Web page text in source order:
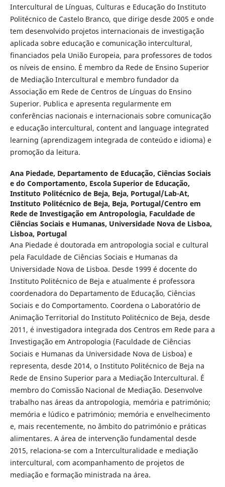
Intercultural de Línguas, Culturas e Educação do Instituto
Politécnico de Castelo Branco, que dirige desde 2005 e onde
tem desenvolvido projetos internacionais de investigação
aplicada sobre educação e comunicação intercultural,
financiados pela União Europeia, para professores de todos
os níveis de ensino. É membro da Rede de Ensino Superior
de Mediação Intercultural e membro fundador da
Associação em Rede de Centros de Línguas do Ensino
Superior. Publica e apresenta regularmente em
conferências nacionais e internacionais sobre comunicação
e educação intercultural, content and language integrated
learning (aprendizagem integrada de conteúdo e idioma) e
promoção da leitura.
Ana Piedade, Departamento de Educação, Ciências Sociais
e do Comportamento, Escola Superior de Educação,
Instituto Politécnico de Beja, Beja, Portugal/Lab-At,
Instituto Politécnico de Beja, Beja, Portugal/Centro em
Rede de Investigação em Antropologia, Faculdade de
Ciências Sociais e Humanas, Universidade Nova de Lisboa,
Lisboa, Portugal
Ana Piedade é doutorada em antropologia social e cultural
pela Faculdade de Ciências Sociais e Humanas da
Universidade Nova de Lisboa. Desde 1999 é docente do
Instituto Politécnico de Beja e atualmente é professora
coordenadora do Departamento de Educação, Ciências
Sociais e do Comportamento. Coordena o Laboratório de
Animação Territorial do Instituto Politécnico de Beja, desde
2011, é investigadora integrada dos Centros em Rede para a
Investigação em Antropologia (Faculdade de Ciências
Sociais e Humanas da Universidade Nova de Lisboa) e
representa, desde 2014, o Instituto Politécnico de Beja na
Rede de Ensino Superior para a Mediação Intercultural. É
membro do Comissão Nacional de Mediação. Desenvolve
trabalho nas áreas da antropologia, memória e património;
memória e lúdico e património; memória e envelhecimento
e, mais recentemente, no âmbito do património e práticas
alimentares. A área de intervenção fundamental desde
2015, relaciona-se com a Interculturalidade e mediação
intercultural, com acompanhamento de projetos de
mediação e formação ministrada na área.